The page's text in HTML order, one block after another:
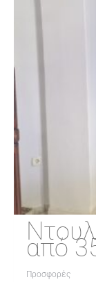
από
Προσφορές